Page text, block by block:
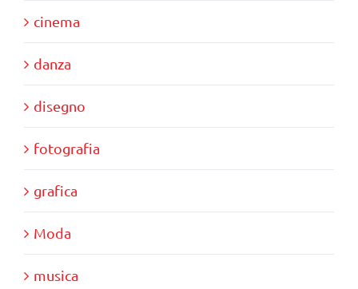
cinema
danza
disegno
fotografia
grafica
Moda
musica